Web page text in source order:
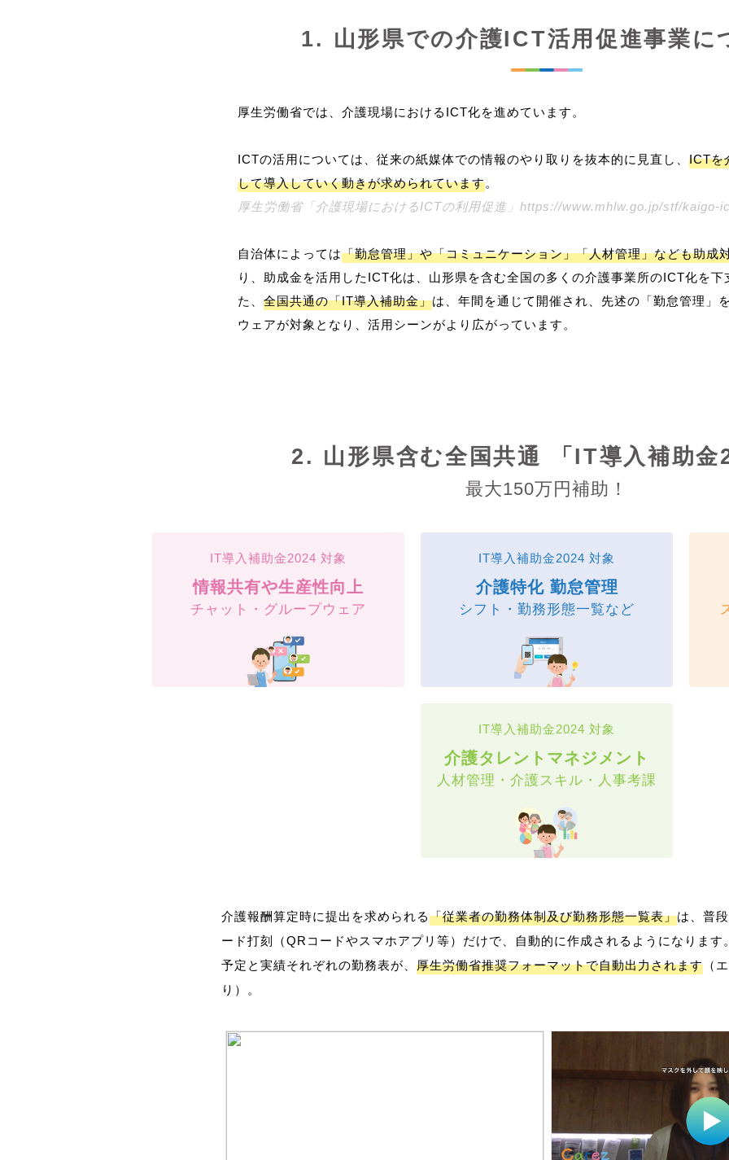
1. 山形県での介護ICT活用促進事業に
厚生労働省では、介護現場におけるICT化を進めています。
ICTの活用については、従来の紙媒体での情報のやり取りを抜本的に見直し、 ICTを
して導入していく動きが求められています。
厚生労働省「介護現場におけるICTの利用促進」https://www.mhlw.go.jp/stf/kaigo-
自治体によっては「勤怠管理」や「コミュニケーション」「人材管理」なども助成
り、助成金を活用したICT化は、山形県を含む全国の多くの介護事業所のICT化を
た、 全国共通の「IT導入補助金」は、年間を通じて開催され、先述の「勤怠管理」
ウェアが対象となり、活用シーンがより広がっています。
2. 山形県含む全国共通 「IT導入補助
最大150万円補助！
IT導入補助金2024 対象
情報共有や生産性向上
チャット・グループウェア
IT導入補助金2024 対象
介護特化 勤怠管理
シフト・勤務形態一覧など
IT導入補助金2024 対象
介護タレントマネジメント
人材管理・介護スキル・人事考課
介護報酬算定時に提出を求められる「従業者の勤務体制及び勤務形態一覧表」は、普
ード打刻（QRコードやスマホアプリ等）だけで、自動的に作成されるようになります
予定と実績それぞれの勤務表が、 厚生労働省推奨フォーマットで自動出力されます （
り）。